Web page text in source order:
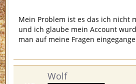
Mein Problem ist es das ich nicht
und ich glaube mein Account
man auf meine Fragen
Wolf